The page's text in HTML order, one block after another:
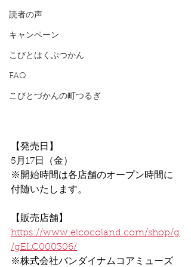
読者の声
キャンペーン
こびとはくぶつかん
FAQ
こびとづかんの町つるぎ
【発売日】
5月17日（金）
※開始時間は各店舗のオープン時間に
付随いたします。
【販売店舗】
https://www.elcocoland.com/shop/g
/gELC000306/
※株式会社バンダイナムコアミューズ